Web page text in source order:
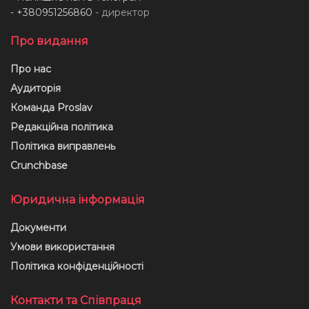
- +380951256860 - директор
Про видання
Про нас
Аудиторія
Команда Proslav
Редакційна політика
Політика виправлень
Crunchbase
Юридична інформація
Документи
Умови використання
Політика конфіденційності
Контакти та Співпраця